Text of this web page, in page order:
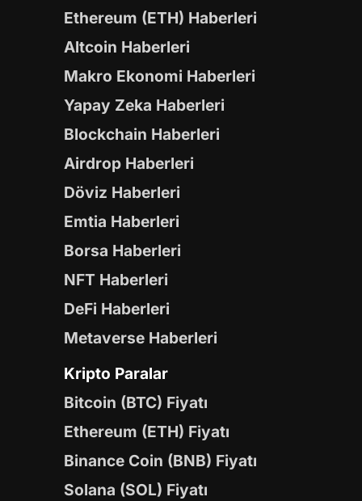
Ethereum (ETH) Haberleri
Altcoin Haberleri
Makro Ekonomi Haberleri
Yapay Zeka Haberleri
Blockchain Haberleri
Airdrop Haberleri
Döviz Haberleri
Emtia Haberleri
Borsa Haberleri
NFT Haberleri
DeFi Haberleri
Metaverse Haberleri
Kripto Paralar
Bitcoin (BTC) Fiyatı
Ethereum (ETH) Fiyatı
Binance Coin (BNB) Fiyatı
Solana (SOL) Fiyatı